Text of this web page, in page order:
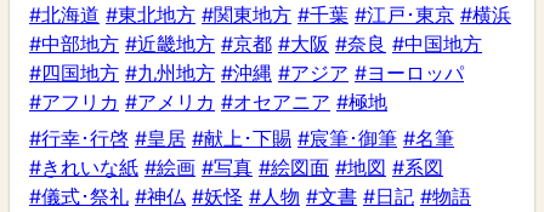
#北海道 #東北地方 #関東地方 #千葉 #江戸･東京 #横浜
#中部地方 #近畿地方 #京都 #大阪 #奈良 #中国地方
#四国地方 #九州地方 #沖縄 #アジア #ヨーロッパ
#アフリカ #アメリカ #オセアニア #極地
#行幸･行啓 #皇居 #献上･下賜 #宸筆･御筆 #名筆
#きれいな紙 #絵画 #写真 #絵図面 #地図 #系図
#儀式･祭礼 #神仏 #妖怪 #人物 #文書 #日記 #物語